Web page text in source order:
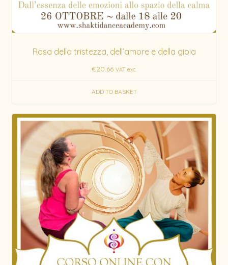
Rasa della tristezza, dell’amore e della gioia
€20.66 VAT exc.
ADD TO BASKET